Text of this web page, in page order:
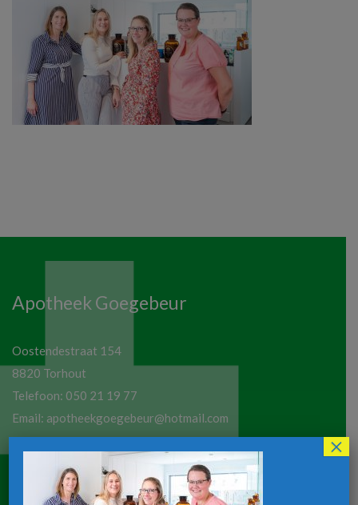
Apotheek Goegebeur
Oostendestraat 154
8820 Torhout
Telefoon: 050 21 19 77
Email: apotheekgoegebeur@hotmail.com
Maandag tot vrijdag:
8u30-12u30 / 13u30-18u30
Zaterdag:8u30-12u00
×